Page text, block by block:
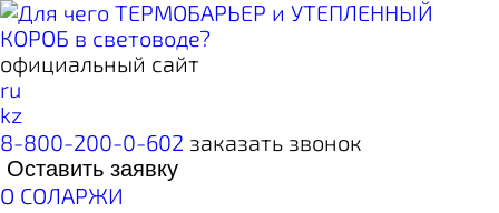
официальный сайт
ru
kz
8-800-200-0-602 заказать звонок
Оставить заявку
О СОЛАРЖИ